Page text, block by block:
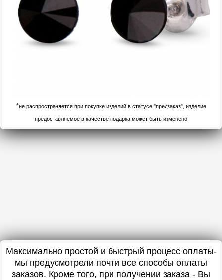
*не распространяется при покупке изделий в статусе "предзаказ", изделие
предоставляемое в качестве подарка может быть изменено
Максимально простой и быстрый процесс оплаты-
мы предусмотрели почти все способы оплаты
заказов. Кроме того, при получении заказа - Вы